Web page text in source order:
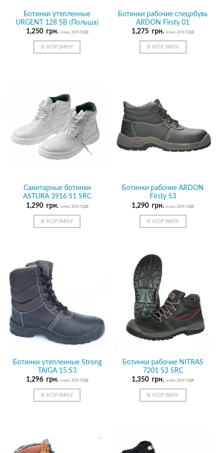
Ботинки утепленные
URGENT 128 SB (Польша)
1,250 грн. плюс 20% ПДВ
В КОРЗИНУ
Ботинки рабочие спецобувь
ARDON Firsty 01
1,275 грн. плюс 20% ПДВ
В КОРЗИНУ
Санитарные ботинки
ASTURA 3916 S1 SRC
1,290 грн. плюс 20% ПДВ
В КОРЗИНУ
Ботинки рабочие ARDON
Firsty S3
1,290 грн. плюс 20% ПДВ
В КОРЗИНУ
Ботинки утепленные Strong
TAIGA 15 S3
1,296 грн. плюс 20% ПДВ
В КОРЗИНУ
Ботинки рабочие NITRAS
7201 S3 SRC
1,350 грн. плюс 20% ПДВ
В КОРЗИНУ